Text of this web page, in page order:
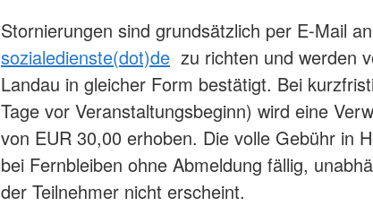
Stornierungen sind grundsätzlich per E-Mail an
sozialedienste(dot)de zu richten und werden
Landau in gleicher Form bestätigt. Bei
Tage vor Veranstaltungsbeginn) wird eine
von EUR 30,00 erhoben. Die volle Gebühr in
bei Fernbleiben ohne Abmeldung fällig,
der Teilnehmer nicht erscheint.